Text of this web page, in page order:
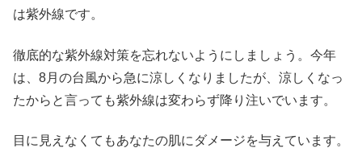
は紫外線です。
徹底的な紫外線対策を忘れないようにしましょう。今年
は、8月の台風から急に涼しくなりましたが、涼しくなっ
たからと言っても紫外線は変わらず降り注いでいます。
目に見えなくてもあなたの肌にダメージを与えています。